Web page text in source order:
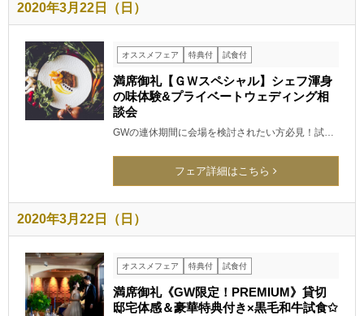
2020年3月22日（日）
オススメフェア 特典付 試食付
満席御礼【ＧＷスペシャル】シェフ渾身
の味体験&プライベートウェディング相
談会
GWの連休期間に会場を検討されたい方必見！試…
フェア詳細はこちら
2020年3月22日（日）
オススメフェア 特典付 試食付
満席御礼《GW限定！PREMIUM》貸切
邸宅体感＆豪華特典付き×黒毛和牛試食✩